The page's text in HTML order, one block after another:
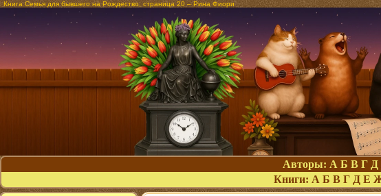
Книга Семья для бывшего на Рождество, страница 20 – Рина Фиори
Авторы: А Б В Г Д
Книги: А Б В Г Д Е